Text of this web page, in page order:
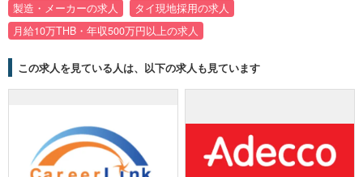
製造・メーカーの求人
タイ現地採用の求人
月給10万THB・年収500万円以上の求人
この求人を見ている人は、以下の求人も見ています